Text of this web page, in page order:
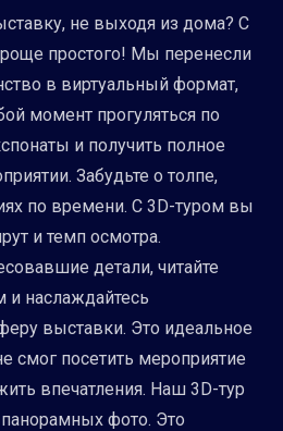
не выходя из дома? С
простого! Мы перенесли
в виртуальный формат,
момент прогуляться по
и получить полное
Забудьте о толпе,
по времени. С 3D-туром вы
и темп осмотра.
детали, читайте
и наслаждайтесь
выставки. Это идеальное
смог посетить мероприятие
впечатления. Наш 3D-тур
фото. Это